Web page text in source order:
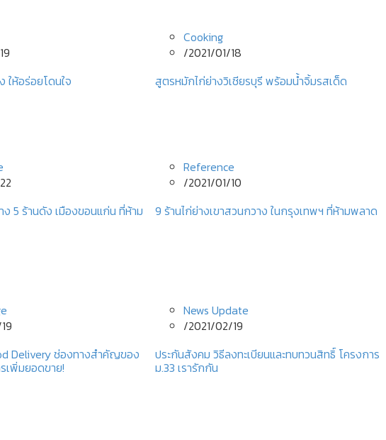
ให้อร่อยโดนใจ
Cooking
/2021/01/18
สูตรหมักไก่ย่างวิเชียรบุรี พร้อมน้ำจิ้มรสเด็ด
ง 5 ร้านดัง เมืองขอนแก่น ที่ห้าม
Reference
/2021/01/10
9 ร้านไก่ย่างเขาสวนกวาง ในกรุงเทพฯ ที่ห้ามพลาด
Delivery ช่องทางสำคัญของ
เพิ่มยอดขาย!
News Update
/2021/02/19
ประกันสังคม วิธีลงทะเบียนและทบทวนสิทธิ์ โครงการ
ม.33 เรารักกัน